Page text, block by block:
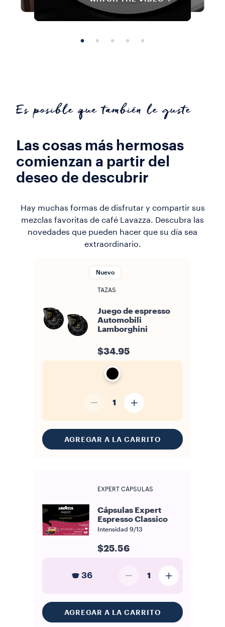
Es posible que también le guste
Las cosas más hermosas
comienzan a partir del
deseo de descubrir
Hay muchas formas de disfrutar y compartir sus
mezclas favoritas de café Lavazza. Descubra las
novedades que pueden hacer que su día sea
extraordinario.
Nuevo
TAZAS
Juego de espresso
Automobili
Lamborghini
$34.95
1
AGREGAR A LA CARRITO
EXPERT CÁPSULAS
Cápsulas Expert
Espresso Classico
Intensidad 9/13
$25.56
36 1
AGREGAR A LA CARRITO